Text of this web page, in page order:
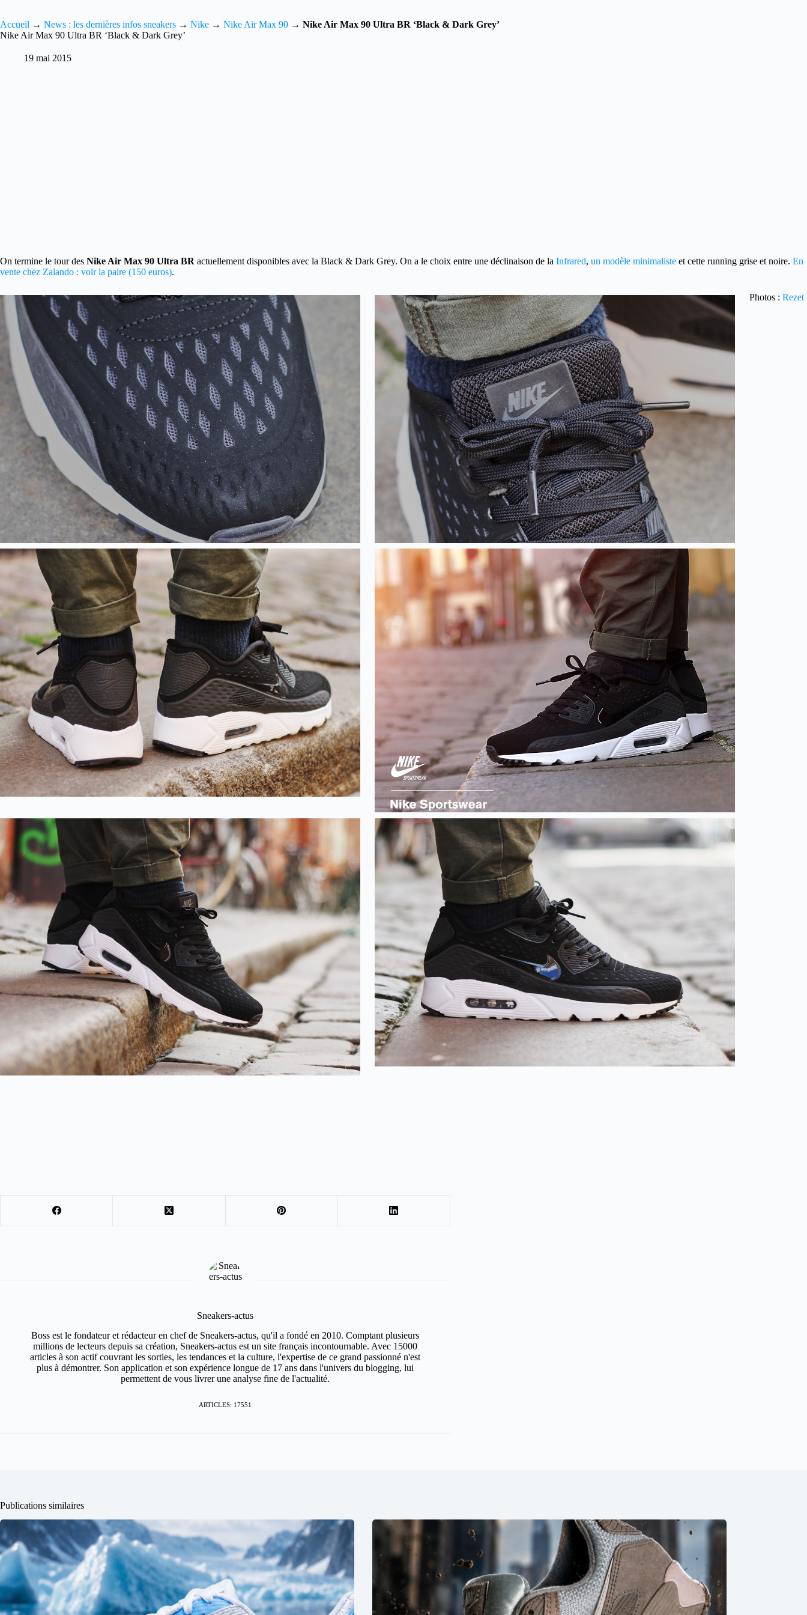
Accueil → News : les dernières infos sneakers → Nike → Nike Air Max 90 → Nike Air Max 90 Ultra BR ‘Black & Dark Grey’
Nike Air Max 90 Ultra BR ‘Black & Dark Grey’
19 mai 2015
On termine le tour des Nike Air Max 90 Ultra BR actuellement disponibles avec la Black & Dark Grey. On a le choix entre une déclinaison de la Infrared, un modèle minimaliste et cette running grise et noire. En
vente chez Zalando : voir la paire (150 euros).
Photos : Rezet
Sneakers-actus
Boss est le fondateur et rédacteur en chef de Sneakers-actus, qu'il a fondé en 2010. Comptant plusieurs
millions de lecteurs depuis sa création, Sneakers-actus est un site français incontournable. Avec 15000
articles à son actif couvrant les sorties, les tendances et la culture, l'expertise de ce grand passionné n'est
plus à démontrer. Son application et son expérience longue de 17 ans dans l'univers du blogging, lui
permettent de vous livrer une analyse fine de l'actualité.
ARTICLES: 17551
Publications similaires